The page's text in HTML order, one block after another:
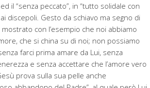
il “senza peccato”, in “tutto solidale con
discepoli. Gesto da schiavo ma segno di
mostrato con l’esempio che noi abbiamo
che si china su di noi; non possiamo
farci prima amare da Lui, senza
e senza accettare che l’amore vero
prova sulla sua pelle anche